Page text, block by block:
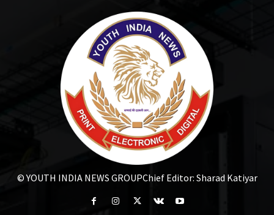
© YOUTH INDIA NEWS GROUPChief Editor: Sharad Katiyar